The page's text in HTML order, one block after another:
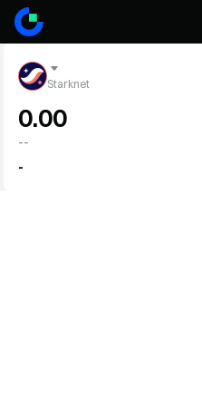
Starknet
0.00
--
-